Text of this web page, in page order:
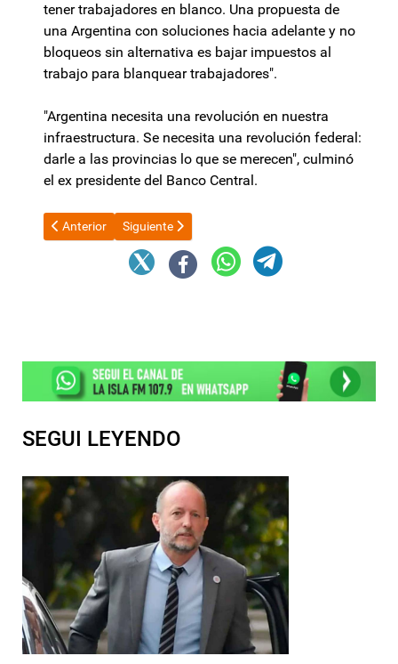
tener trabajadores en blanco. Una propuesta de
una Argentina con soluciones hacia adelante y no
bloqueos sin alternativa es bajar impuestos al
trabajo para blanquear trabajadores".
"Argentina necesita una revolución en nuestra
infraestructura. Se necesita una revolución federal:
darle a las provincias lo que se merecen", culminó
el ex presidente del Banco Central.
Artículo anterior: El INDEC dará a conocer la inflación de junio:
Anterior Artículo siguiente: YPF: la Justicia de Nueva York
Siguiente
SEGUI LEYENDO